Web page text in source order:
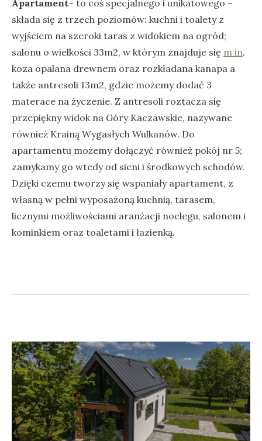
Apartament– to coś specjalnego i unikatowego –
składa się z trzech poziomów: kuchni i toalety z
wyjściem na szeroki taras z widokiem na ogród;
salonu o wielkości 33m2, w którym znajduje się m.in.
koza opalana drewnem oraz rozkładana kanapa a
także antresoli 13m2, gdzie możemy dodać 3
materace na życzenie. Z antresoli roztacza się
przepiękny widok na Góry Kaczawskie, nazywane
również Krainą Wygasłych Wulkanów. Do
apartamentu możemy dołączyć również pokój nr 5;
zamykamy go wtedy od sieni i środkowych schodów.
Dzięki czemu tworzy się wspaniały apartament, z
własną w pełni wyposażoną kuchnią, tarasem,
licznymi możliwościami aranżacji noclegu, salonem i
kominkiem oraz toaletami i łazienką.